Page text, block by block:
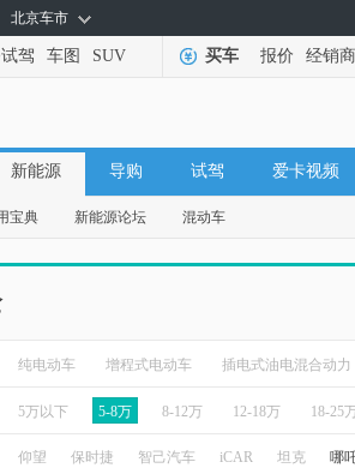
北京车市
试驾 车图 SUV 买车 报价 经销商
新能源 导购 试驾 爱卡视频
宝典 新能源论坛 混动车
纯电动车 增程式电动车 插电式油电混合动力
5万以下 5-8万 8-12万 12-18万 18-25
仰望 保时捷 智己汽车 iCAR 坦克 哪